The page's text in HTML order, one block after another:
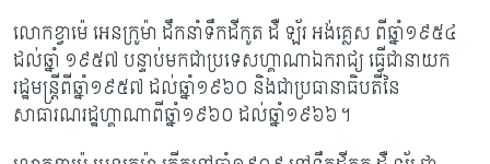
លោកខ្វាម៉េ អេនក្រូម៉ា ដឹកនាំទឹកដីកូត ដឺ ឡ័រ អង់គ្លេស ពីឆ្នាំ១៩៥៤
ដល់ឆ្នាំ ១៩៥៧ បន្ទាប់​មកជាប្រទេសហ្គាណាឯករាជ្យ ធ្វើជានាយក
រដ្ឋមន្រ្តីពីឆ្នាំ១៩៥៧ ដល់ឆ្នាំ១៩៦០ និង​ជា​ប្រធានាធិប​​តីនៃ
សាធារណរដ្ឋហ្គាណាពីឆ្នាំ១៩៦០ ដល់ឆ្នាំ១៩៦៦។